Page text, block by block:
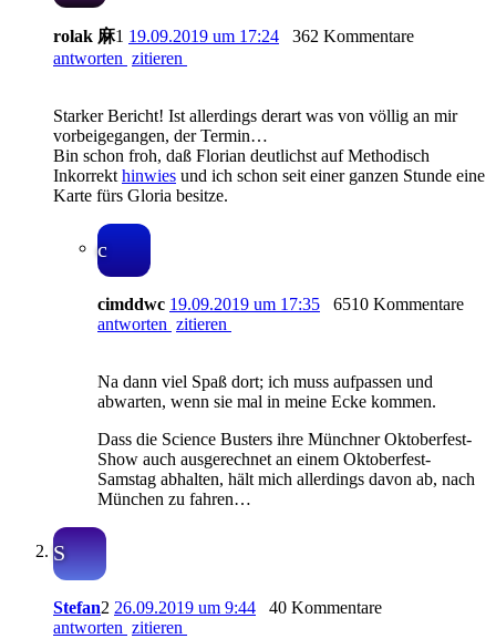
rolak 麻1 19.09.2019 um 17:24
362 Kommentare
antworten zitieren
Starker Bericht! Ist allerdings derart was von völlig an mir
vorbeigegangen, der Termin…
Bin schon froh, daß Florian deutlichst auf Methodisch
Inkorrekt hinwies und ich schon seit einer ganzen Stunde eine
Karte fürs Gloria besitze.
c
cimddwc 19.09.2019 um 17:35
6510 Kommentare
antworten zitieren
Na dann viel Spaß dort; ich muss aufpassen und
abwarten, wenn sie mal in meine Ecke kommen.
Dass die Science Busters ihre Münchner Oktoberfest-
Show auch ausgerechnet an einem Oktoberfest-
Samstag abhalten, hält mich allerdings davon ab, nach
München zu fahren…
S
Stefan2 26.09.2019 um 9:44
40 Kommentare
antworten zitieren